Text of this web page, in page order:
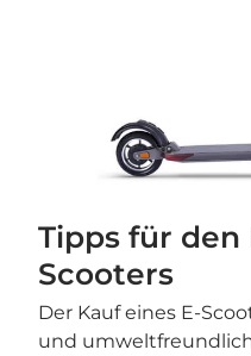
Tipps für den
Scooters
Der Kauf eines E-
und